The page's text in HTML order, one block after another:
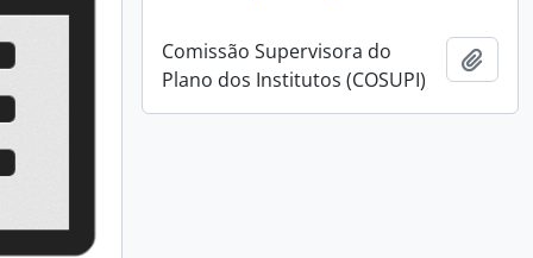
Comissão Supervisora do
Plano dos Institutos (COSUPI)